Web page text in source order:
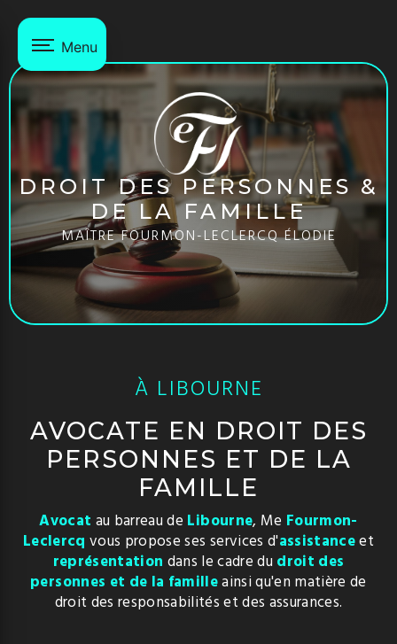
Menu
DROIT DES PERSONNES &
DE LA FAMILLE
MAÎTRE FOURMON-LECLERCQ ÉLODIE
À LIBOURNE
AVOCATE EN DROIT DES
PERSONNES ET DE LA
FAMILLE
Avocat au barreau de Libourne, Me Fourmon-
Leclercq vous propose ses services d'assistanceet
représentation dans le cadre du droit des
personnes et de la familleainsi qu'en matière de
droit des responsabilités et des assurances.